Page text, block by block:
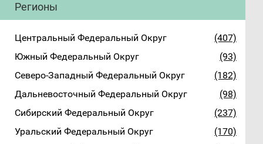
Регионы
Центральный Федеральный Округ
(407)
Южный Федеральный Округ
(93)
Северо-Западный Федеральный Округ
(182)
Дальневосточный Федеральный Округ
(98)
Сибирский Федеральный Округ
(237)
Уральский Федеральный Округ
(170)